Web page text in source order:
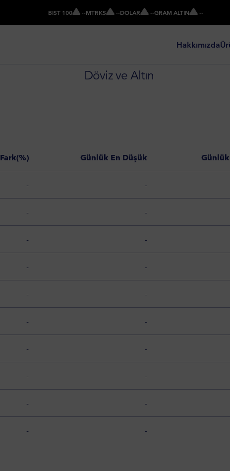
BIST 100 --MTRKS --DOLAR --GRAM ALTIN --
Hakkımızda
Döviz ve Altın
Fark(%) Günlük En Düşük
- -
- -
- -
- -
- -
- -
- -
- -
- -
- -